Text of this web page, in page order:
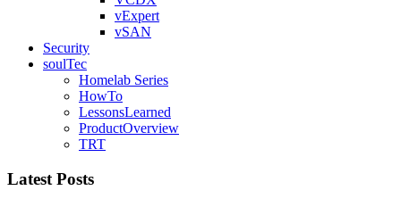
vExpert
vSAN
Security
soulTec
Homelab Series
HowTo
LessonsLearned
ProductOverview
TRT
Latest Posts